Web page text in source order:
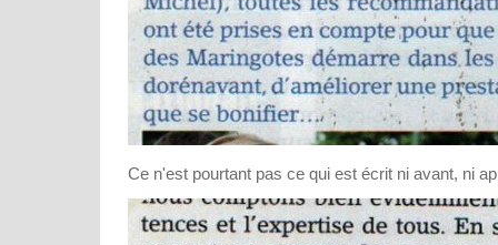
Ce n'est pourtant pas ce qui est écrit ni avant, ni